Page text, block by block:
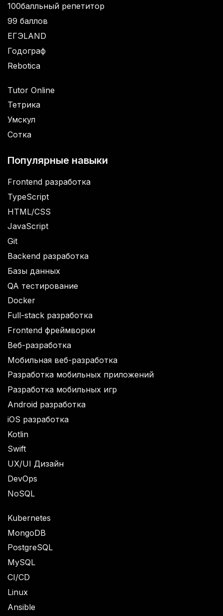
100балльный репетитор
99 баллов
ЕГЭLAND
Годограф
Rebotica
Tutor Online
Тетрика
Умскул
Сотка
Популярные навыки
Frontend разработка
TypeScript
HTML/CSS
JavaScript
Git
Backend разработка
Базы данных
QA тестирование
Docker
Full-stack разработка
Frontend фреймворки
Веб-разработка
Мобильная веб-разработка
Разработка мобильных приложений
Разработка мобильных игр
Android разработка
iOS разработка
Kotlin
Swift
UX/UI Дизайн
DevOps
NoSQL
Kubernetes
MongoDB
PostgreSQL
MySQL
CI/CD
Linux
Ansible